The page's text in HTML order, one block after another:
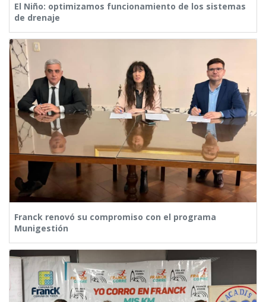
El Niño: optimizamos funcionamiento de los sistemas
de drenaje
Franck renovó su compromiso con el programa
Munigestión